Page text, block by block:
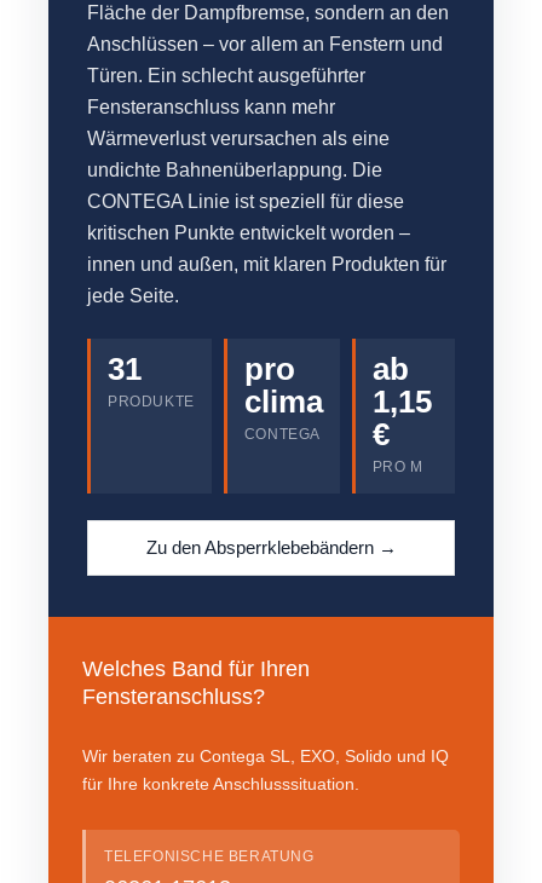
Fläche der Dampfbremse, sondern an den
Anschlüssen – vor allem an Fenstern und
Türen. Ein schlecht ausgeführter
Fensteranschluss kann mehr
Wärmeverlust verursachen als eine
undichte Bahnenüberlappung. Die
CONTEGA Linie ist speziell für diese
kritischen Punkte entwickelt worden –
innen und außen, mit klaren Produkten für
jede Seite.
31
PRODUKTE
pro
clima
CONTEGA
ab
1,15
€
PRO M
Zu den Absperrklebebändern →
Welches Band für Ihren
Fensteranschluss?
Wir beraten zu Contega SL, EXO, Solido und IQ
für Ihre konkrete Anschlusssituation.
TELEFONISCHE BERATUNG